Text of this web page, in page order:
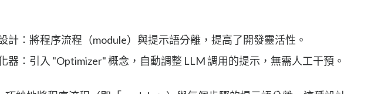
計：將程序流程（module）與提示語分離，提高了開發靈活性。
器：引入 "Optimizer" 概念，自動調整 LLM 調用的提示，無需人工干預。